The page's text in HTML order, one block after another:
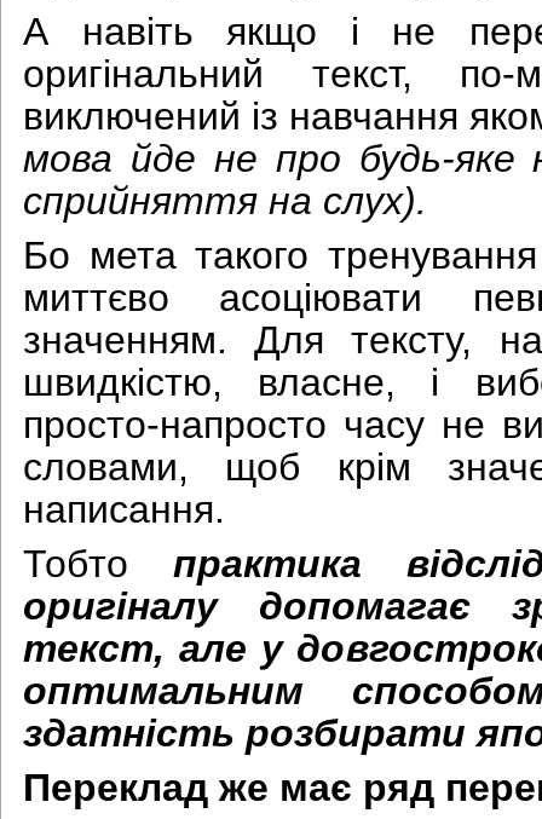
А навіть якщо і не
оригінальний текст,
виключений із навчання
мова йде не про будь-яке
сприйняття на слух).
Бо мета такого
миттєво асоціювати
значенням. Для тексту,
швидкістю, власне, і
просто-напросто часу не
словами, щоб крім
написання.
Тобто практика
оригіналу допомагає
текст, але у
оптимальним
здатність розбирати
Переклад же має ряд